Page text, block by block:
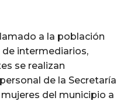
a la población
de intermediarios,
se realizan
de la Secretaría
del municipio a